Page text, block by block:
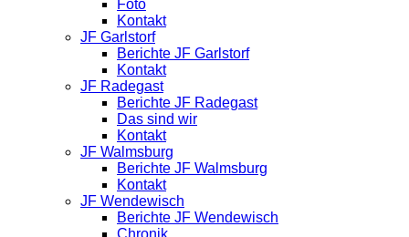
Foto
Kontakt
JF Garlstorf
Berichte JF Garlstorf
Kontakt
JF Radegast
Berichte JF Radegast
Das sind wir
Kontakt
JF Walmsburg
Berichte JF Walmsburg
Kontakt
JF Wendewisch
Berichte JF Wendewisch
Chronik